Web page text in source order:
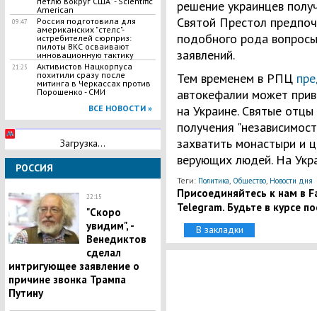
American
09:47
Россия подготовила для
американских "стелс"-
истребителей сюрприз:
пилоты ВКС осваивают
инновационную тактику
21:25
Активистов Нацкорпуса
похитили сразу после
митинга в Черкассах против
Порошенко - СМИ
ВСЕ НОВОСТИ »
Загрузка...
РОССИЯ
22:15
"Скоро
увидим", -
Венедиктов
сделал
интригующее заявление о
причине звонка Трампа
Путину
решение украинцев
Святой Престол
подобного рода
заявлений.
Тем временем в РПЦ
автокефалии может
на Украине. Святые
получения
захватить монастыри и
верующих людей. На
Теги: Политика, Общество, Новости дня
Присоединяйтесь к нам в
Telegram. Будьте в курсе
В закладки